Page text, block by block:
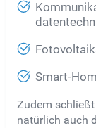
Smart-
Zudem
natürlich auch